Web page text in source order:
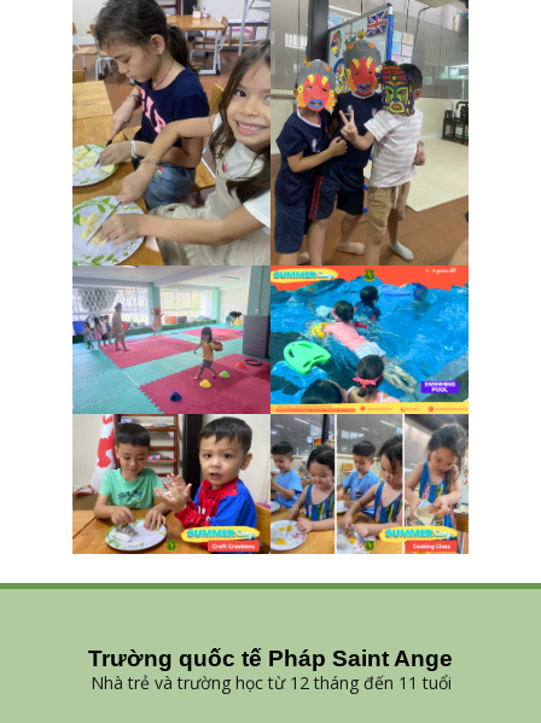
Trường quốc tế Pháp Saint Ange
Nhà trẻ và trường học từ 12 tháng đến 11 tuổi